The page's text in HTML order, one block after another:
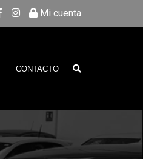
Mi cuenta
CONTACTO